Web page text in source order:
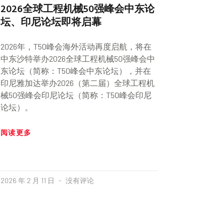
2026全球工程机械50强峰会中东论
坛、印尼论坛即将启幕
2026年，T50峰会海外活动再度启航，将在
中东沙特举办2026全球工程机械50强峰会中
东论坛（简称：T50峰会中东论坛），并在
印尼雅加达举办2026（第二届）全球工程机
械50强峰会印尼论坛（简称：T50峰会印尼
论坛）。
阅读更多
2026 年 2 月 11 日 没有评论